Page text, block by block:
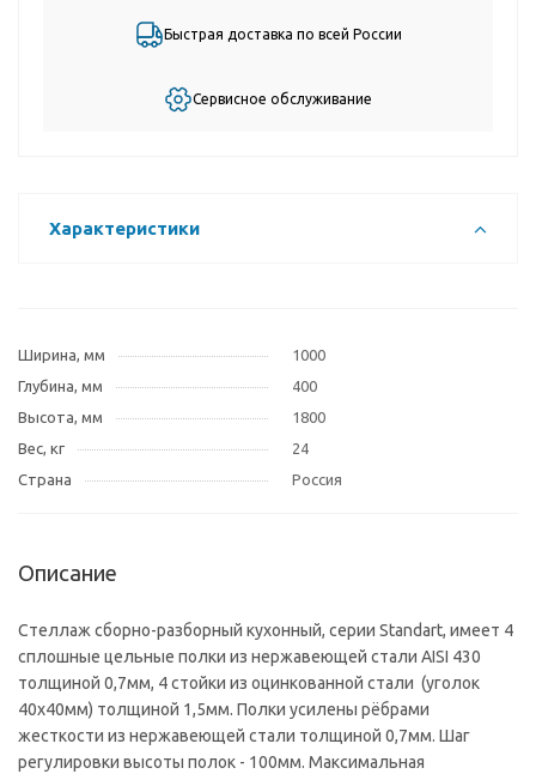
Быстрая доставка по всей России
Сервисное обслуживание
Характеристики
Ширина, мм
1000
Глубина, мм
400
Высота, мм
1800
Вес, кг
24
Страна
Россия
Описание
Стеллаж сборно-разборный кухонный, серии Standart, имеет 4
сплошные цельные полки из нержавеющей стали AISI 430
толщиной 0,7мм, 4 стойки из оцинкованной стали (уголок
40х40мм) толщиной 1,5мм. Полки усилены рёбрами
жесткости из нержавеющей стали толщиной 0,7мм. Шаг
регулировки высоты полок - 100мм. Максимальная